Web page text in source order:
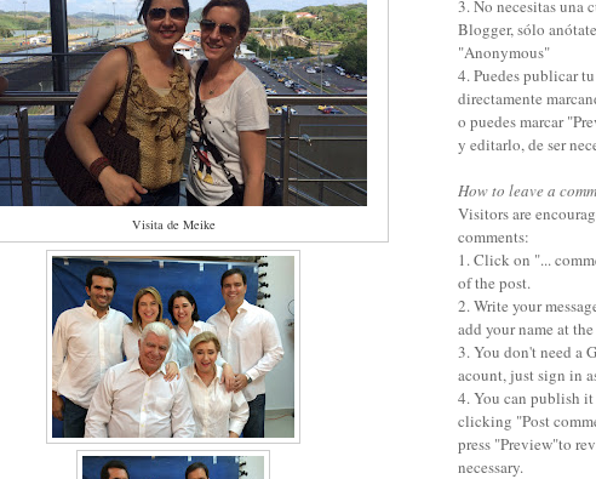
Visita de Meike
3. No necesitas una
Blogger, sólo
"Anonymous"
4. Puedes publicar
directamente
o puedes marcar
y editarlo, de ser
How to leave a
Visitors are
comments:
1. Click on "...
of the post.
2. Write your
add your name at
3. You don't need a
acount, just sign in
4. You can publish
clicking "Post
press "Preview"to
necessary.